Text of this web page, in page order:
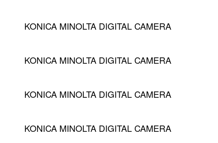
KONICA MINOLTA DIGITAL CAMERA
KONICA MINOLTA DIGITAL CAMERA
KONICA MINOLTA DIGITAL CAMERA
KONICA MINOLTA DIGITAL CAMERA